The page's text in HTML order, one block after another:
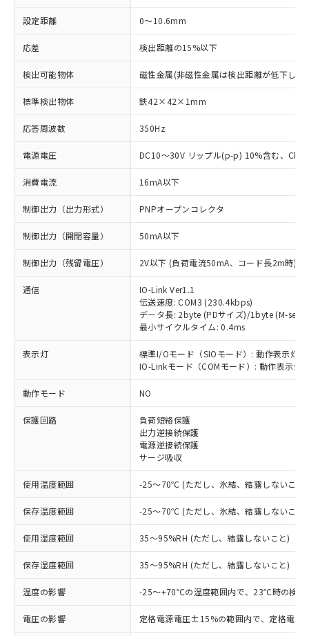
設定距離 0～10.6mm
応差 検出距離の15%以下
検出可能物体 磁性金属(非磁性金属は検出距離が低下しま
標準検出物体 鉄42×42×1mm
応答周波数 350Hz
電源電圧 DC10～30V リップル(p-p) 10%含む、
消費電流 16mA以下
制御出力（出力形式） PNPオープンコレクタ
制御出力（開閉容量） 50mA以下
制御出力（残留電圧） 2V以下 (負荷電流50mA、コード長2m時)
通信
IO-Link Ver1.1
伝送速度: COM3 (230.4kbps)
データ長: 2byte (PDサイズ)/1byte (M-
最小サイクルタイム: 0.4ms
表示灯
標準I/Oモード（SIOモード）: 動作表示灯(
IO-Linkモード（COMモード）: 動作表示
動作モード NO
保護回路
負荷短絡保護
出力逆接続保護
電源逆接続保護
サージ吸収
使用温度範囲 -25～70℃ (ただし、氷結、結露しないこと)
保存温度範囲 -25～70℃ (ただし、氷結、結露しないこと)
使用湿度範囲 35～95%RH (ただし、結露しないこと)
保存湿度範囲 35～95%RH (ただし、結露しないこと)
温度の影響 -25～+70℃の温度範囲内で、23℃時の検
電圧の影響 定格電源電圧±15%の範囲内で、定格電
ご利用条件
以下の条件をお読みいただき、同意のうえ
本サービスは、当社制御機器事業取扱
商品の当社在庫状況および標準価格
(税抜)を提供させていただくもので
当社制御機器事業取扱商品の中には、
本サービスの対象外となる商品もある
ことをご了承ください。
対応済み：EU RoHS指令（10物質）の
非含有に対応した製品が提供可能な商品で
対応予定：EU RoHS指令（10物質）の非含
有に対応した製品に切り替える予定のある
商品です。
対応予定なし：EU RoHS指令（10物質）の
非含有に非対応の商品で、対応品を出す予
定はありません。
調査・確認中：EU RoHS指令（10物質）の
非含有の対応状況を調査中または確認中の
商品です。
非該当品：ライセンス料など無形物で、有
害物質有無と関係のない商品です。
仕入先様の事情により、非含有部品として
いたものが、含有品と判明した場合などや
※1 中国RoHS○×表
「○」：最大均質材料含有率が中国RoHSの
基準値以下であることを示します。
「×」：最大均質材料含有率が中国RoHSの
基準値を超えていることを示します。
当社は、これら貴社製品のうち、外国